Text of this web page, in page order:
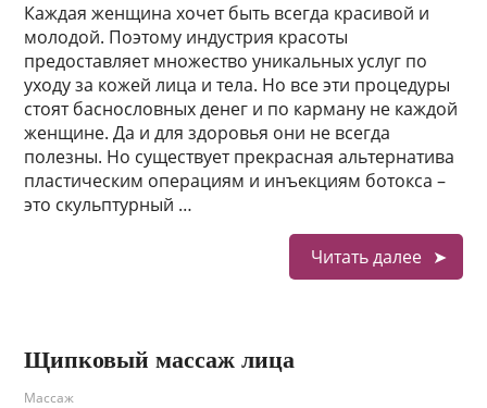
Каждая женщина хочет быть всегда красивой и
молодой. Поэтому индустрия красоты
предоставляет множество уникальных услуг по
уходу за кожей лица и тела. Но все эти процедуры
стоят баснословных денег и по карману не каждой
женщине. Да и для здоровья они не всегда
полезны. Но существует прекрасная альтернатива
пластическим операциям и инъекциям ботокса –
это скульптурный …
Читать далее
Щипковый массаж лица
Массаж